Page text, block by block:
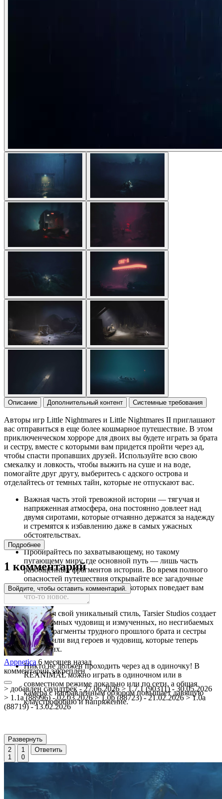
Описание Дополнительный контент Системные требования
Авторы игр Little Nightmares и Little Nightmares II приглашают
вас отправиться в еще более кошмарное путешествие. В этом
приключенческом хорроре для двоих вы будете играть за брата
и сестру, вместе с которыми вам придется пройти через ад,
чтобы спасти пропавших друзей. Используйте всю свою
смекалку и ловкость, чтобы выжить на суше и на воде,
помогайте друг другу, выберитесь с адского острова и
отделайтесь от темных тайн, которые не отпускают вас.
Важная часть этой тревожной истории — тягучая и
напряженная атмосфера, она постоянно довлеет над
двумя сиротами, которые отчаянно держатся за надежду
и стремятся к избавлению даже в самых ужасных
обстоятельствах.
Пробирайтесь по захватывающему, но такому
пугающему миру, где основной путь — лишь часть
разобщенных фрагментов истории. Во время полного
опасностей путешествия открывайте все загадочные
уголки этого мира, каждый из которых поведает вам
что-то новое.
Сохраняя свой уникальный стиль, Tarsier Studios создает
мир безумных чудовищ и измученных, но несгибаемых
детей. Фрагменты трудного прошлого брата и сестры
вдохновили вид героев и чудовищ, которые теперь
мучают их.
Никто не должен проходить через ад в одиночку! В
REANIMAL можно играть в одиночном или в
совместном режиме локально или по сети, а общая
камера с направленным обзором повышает давящую
клаустрофобию и напряжение.
Подробнее
1 комментарий
Войдите, чтобы оставить комментарий.
Appnetica 6 месяцев назад
комментарий закреплён
> добавлен саундтрек - 27.06.2026 > 1.7.1 (90311) - 30.05.2026
> 1.1a (88996) - 02.03.2026 > 1.0b (88723) - 21.02.2026 > 1.0a
(88719) - 13.02.2026
Развернуть
2
1
1
0
Ответить